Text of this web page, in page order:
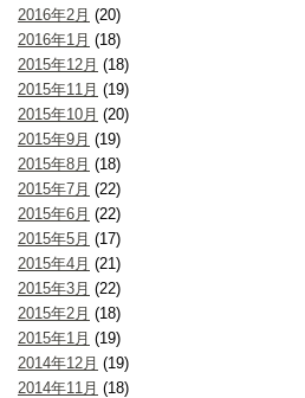
2016年2月 (20)
2016年1月 (18)
2015年12月 (18)
2015年11月 (19)
2015年10月 (20)
2015年9月 (19)
2015年8月 (18)
2015年7月 (22)
2015年6月 (22)
2015年5月 (17)
2015年4月 (21)
2015年3月 (22)
2015年2月 (18)
2015年1月 (19)
2014年12月 (19)
2014年11月 (18)